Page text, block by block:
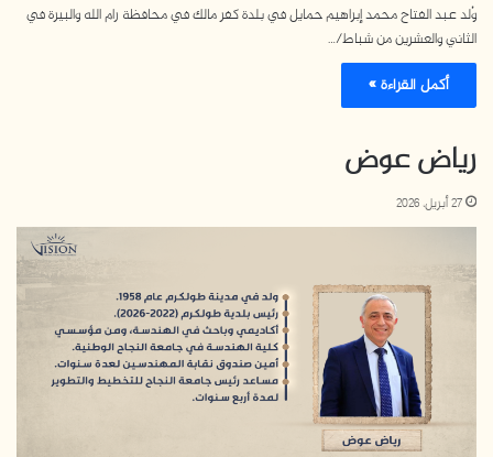
وُلد عبد الفتاح محمد إبراهيم حمايل في بلدة كفر مالك في محافظة رام الله والبيرة في
الثاني والعشرين من شباط/…
أكمل القراءة »
رياض عوض
27 أبريل، 2026